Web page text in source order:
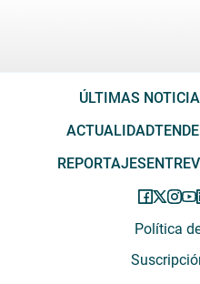
ÚLTIMAS
ACTUALIDAD
REPORTAJES
Política